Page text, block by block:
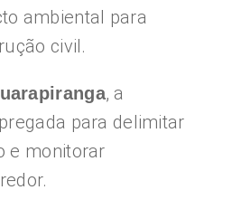
ambiental para
civil.
, a
para delimitar
e monitorar